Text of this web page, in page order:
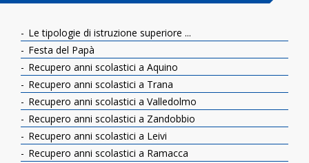
Le tipologie di istruzione superiore ...
Festa del Papà
Recupero anni scolastici a Aquino
Recupero anni scolastici a Trana
Recupero anni scolastici a Valledolmo
Recupero anni scolastici a Zandobbio
Recupero anni scolastici a Leivi
Recupero anni scolastici a Ramacca